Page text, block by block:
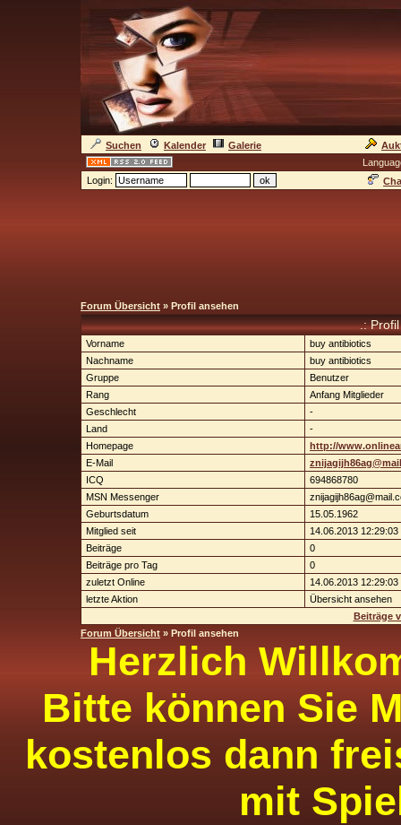
Suchen Kalender Galerie
Login:
Forum Übersicht » Profil ansehen
.:
Vorname
buy antibiotics
Nachname
buy antibiotics
Gruppe
Benutzer
Rang
Anfang Mitglieder
Geschlecht
-
Land
-
Homepage
http://
E-Mail
ICQ
694868780
MSN Messenger
Geburtsdatum
15.05.1962
Mitglied seit
14.06.2013 12:29:03
Beiträge
0
Beiträge pro Tag
0
zuletzt Online
14.06.2013 12:29:03
letzte Aktion
Übersicht ansehen
Beiträge
Forum Übersicht » Profil ansehen
Herzlich
Bitte können Sie
kostenlos dann
mit